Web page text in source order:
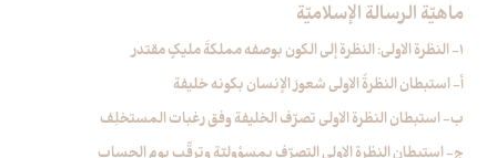
ماهيّة الرسالة الإسلاميّة
1- النظرة الاولى: النظرة إلى الكون بوصفه مملكةَ مليكٍ مقتدر
أ- استبطان النظرةُ الاولى شعورَ الإنسان بكونه خليفة
ب- استبطان النظرة الاولى تصرّف الخليفة وفق رغبات المستخلِف